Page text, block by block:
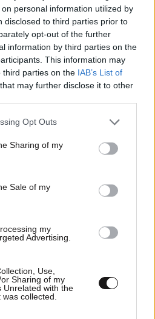
personal information utilized by
disclosed to third parties prior to
opt-out of the further
information by third parties on the
This information may
third parties on the IAB’s List of
that may further disclose it to other
app uses one or more Google
behaviour. You may click to
and its third-party tags to
purposes in below Google
Opt Outs
Sharing of my
Sale of my
my
Advertising.
Use,
Sharing of my
Unrelated with the
collected.
ΣΑΣ
τους κανόνες σχολιασμού